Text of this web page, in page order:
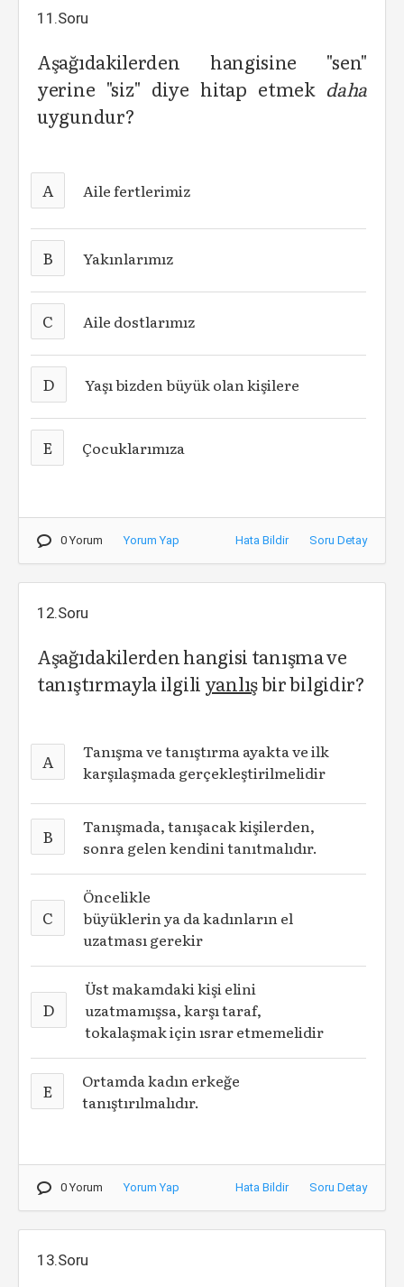
11.Soru
Aşağıdakilerden hangisine "sen"
yerine "siz" diye hitap etmek daha
uygundur?
A Aile fertlerimiz
B Yakınlarımız
C Aile dostlarımız
D Yaşı bizden büyük olan kişilere
E Çocuklarımıza
0 Yorum Yorum Yap Hata Bildir Soru Detay
12.Soru
Aşağıdakilerden hangisi tanışma ve
tanıştırmayla ilgili yanlışbir bilgidir?
A
Tanışma ve tanıştırma ayakta ve ilk
karşılaşmada gerçekleştirilmelidir
B
Tanışmada, tanışacak kişilerden,
sonra gelen kendini tanıtmalıdır.
C
Öncelikle
büyüklerin ya da kadınların el
uzatması gerekir
D
Üst makamdaki kişi elini
uzatmamışsa, karşı taraf,
tokalaşmak için ısrar etmemelidir
E
Ortamda kadın erkeğe
tanıştırılmalıdır.
0 Yorum Yorum Yap Hata Bildir Soru Detay
13.Soru